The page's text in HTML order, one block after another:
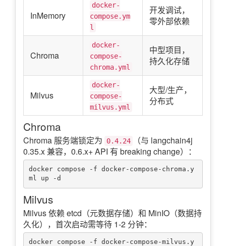
InMemory
docker-
compose.ym
l
开发调试，
零外部依赖
Chroma
docker-
compose-
chroma.yml
中型项目，
持久化存储
Milvus
docker-
compose-
milvus.yml
大型/生产，
分布式
Chroma
Chroma 服务端锁定为 0.4.24
（与 langchain4j
0.35.x 兼容，0.6.x+ API 有 breaking change）：
docker compose -f docker-compose-chroma.y
Milvus
Milvus 依赖 etcd（元数据存储）和 MinIO（数据持
久化），首次启动需等待 1-2 分钟：
docker compose -f docker-compose-milvus.y